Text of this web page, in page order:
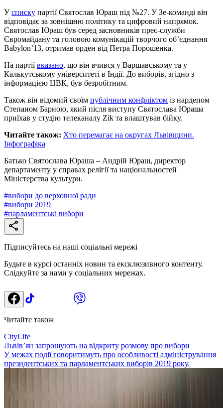
Усписку партії Святослав Юраш під №27. У Зе-команді він
відповідає за зовнішню політику та цифровий напрямок.
Святослав Юраш був серед засновників прес-служби
Євромайдану та головою комунікацій творчого об’єднання
Babylon’13, отримав орден від Петра Порошенка.
На партіївказано, що він вчився у Варшавському та у
Калькутському університеті в Індії. До виборів, згідно з
інформацією ЦВК, був безробітним.
Також він відомий своїм публічним конфліктом із нардепом
Степаном Барною, який після виступу Святослава Юраша
приїхав у студію телеканалу Zik та влаштував бійку.
Читайте також: Хто перемагає на округах Львівщини.
Інфографіка
Батько Святослава Юраша – Андрій Юраш, директор
департаменту у справах релігії та національностей
Міністерства культури.
#вибори до верховної ради
#вибори 2019
#парламентські вибори
Підписуйтесь на наші соціальні мережі
Будьте в курсі останніх новин та ексклюзивного контенту.
Слідкуйте за нами у соціальних мережах.
Читайте також
CityLife
Львів’ян запрошують на відкриту розмову про вибори
У межах події говоритимуть про особливості адміністрування
президентських та парламентських виборів 2019 року.